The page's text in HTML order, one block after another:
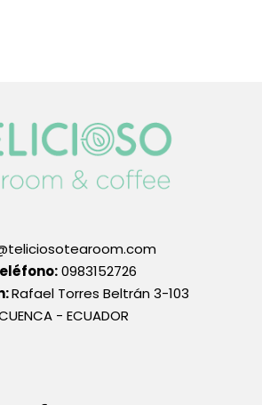
0983152726
Rafael Torres Beltrán 3-103
- ECUADOR